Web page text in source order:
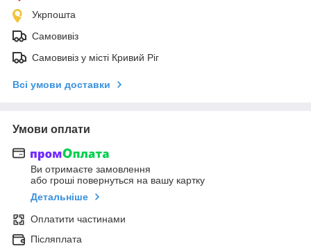
Укрпошта
Самовивіз
Самовивіз у місті Кривий Ріг
Всі умови доставки
Умови оплати
Ви отримаєте замовлення
або гроші повернуться на вашу картку
Детальніше
Оплатити частинами
Післяплата